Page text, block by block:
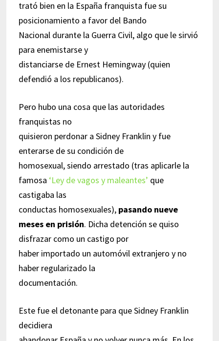
trató bien en la España franquista fue su
posicionamiento a favor del Bando
Nacional durante la Guerra Civil, algo que le sirvió
para enemistarse y
distanciarse de Ernest Hemingway (quien
defendió a los republicanos).
Pero hubo una cosa que las autoridades
franquistas no
quisieron perdonar a Sidney Franklin y fue
enterarse de su condición de
homosexual, siendo arrestado (tras aplicarle la
famosa ‘Ley de vagos y maleantes’ que
castigaba las
conductas homosexuales), pasando nueve
meses en prisión. Dicha detención se quiso
disfrazar como un castigo por
haber importado un automóvil extranjero y no
haber regularizado la
documentación.
Este fue el detonante para que Sidney Franklin
decidiera